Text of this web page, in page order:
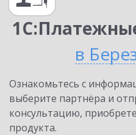
в
Ознакомьтесь с
выберите партнёра и
консультацию,
продукта.